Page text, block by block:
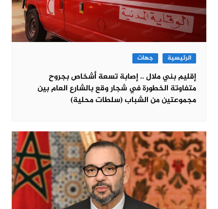
الرئيسية جهات
إقليم بني ملال .. إصابة تسعة أشخاص بجروح
متفاوتة الخطورة في شجار وقع بالشارع العام بين
مجموعتين من الشباب (سلطات محلية)